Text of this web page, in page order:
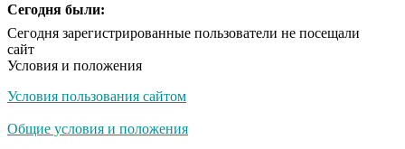
Сегодня были:
Сегодня зарегистрированные пользователи не посещали
сайт
Условия и положения
Условия пользования сайтом
Общие условия и положения